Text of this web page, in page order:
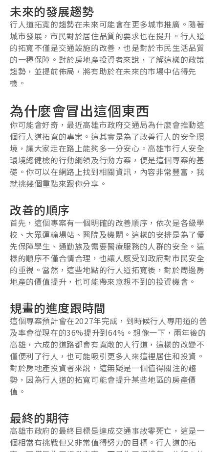
未來的發展趨勢
行人道拓寬的趨勢在未來可能會在更多城市推廣。隨著
城市發展，市民對於居住品質的要求也在提升。行人道
的拓寬不僅是交通設施的改善，也是對於市民生活品質
的一種保障。對於房地產投資者來說，了解這樣的政策
趨勢，並提前佈局，將有助於在未來的市場中佔得先
機。
為什麼會冒出這個東西
你可能會好奇，最近高雄市政府交通局為什麼會推動這
個行人道拓寬的專案。這其實是為了改善行人的安全環
境，讓大家走在路上能夠多一分安心。高雄市行人安全
環境總健檢的行動綱領及行動方案，便是這個專案的基
礎。你可以在網路上找到相關資訊，內容非常豐富，我
就挑幾個重點來跟你分享。
改善的順序
首先，這個專案有一個明確的改善順序，依次是各級學
校、大眾運輸場站、醫院及機關。這樣的安排是為了優
先保障學生、通勤族及需要醫療服務的人群的安全。這
樣的順序不僅合情合理，也讓人感受到政府對市民安全
的重視。當然，這些地點的行人道拓寬後，對於周邊房
地產的價值提升，也可能帶來意想不到的投資機會。
規畫的進度跟時間
這個專案預計會在2027年完成，到時候行人專用道的普
及率會從現在的36%提升到64%。想像一下，兩年後的
高雄，六成的道路都會有寬敞的人行道，這樣的改變不
僅便利了行人，也可能吸引更多人來這裡居住和投資。
對於房地產投資者來說，這無疑是一個值得關注的趨
勢，因為行人道的拓寬可能會提升某些地區的房產價
值。
最終的期待
高雄市政府的最終目標是達成交通事故零死亡，這是一
個相當有挑戰但又非常值得努力的目標。行人道的拓